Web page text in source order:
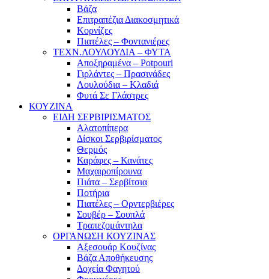
Βάζα
Επιτραπέζια Διακοσμητικά
Κορνίζες
Πιατέλες – Φοντανιέρες
ΤΕΧΝ.ΛΟΥΛΟΥΔΙΑ – ΦΥΤΑ
Αποξηραμένα – Potpouri
Γιρλάντες – Πρασινάδες
Λουλούδια – Κλαδιά
Φυτά Σε Γλάστρες
ΚΟΥΖΙΝΑ
ΕΙΔΗ ΣΕΡΒΙΡΙΣΜΑΤΟΣ
Αλατοπίπερα
Δίσκοι Σερβιρίσματος
Θερμός
Καράφες – Κανάτες
Μαχαιροπίρουνα
Πιάτα – Σερβίτσια
Ποτήρια
Πιατέλες – Ορντερβιέρες
Σουβέρ – Σουπλά
Τραπεζομάντηλα
ΟΡΓΑΝΩΣΗ ΚΟΥΖΙΝΑΣ
Αξεσουάρ Κουζίνας
Βάζα Αποθήκευσης
Δοχεία Φαγητού